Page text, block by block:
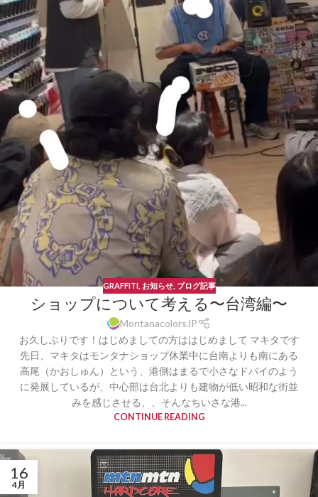
GRAFFITI, お知らせ, ブログ記事
ショップについて考える〜台湾編〜
MontanacolorsJP
お久しぶりです！はじめましての方ははじめまして マキタです
先日、マキタはモンタナショップ休業中に台南よりも南にある
高尾（かおしゅん）という、港側はまるで小さなドバイのよう
に発展しているが、中心部は台北よりも建物が低い昭和な街並
みを感じさせる、、そんなちいさな港...
CONTINUE READING
16
4月